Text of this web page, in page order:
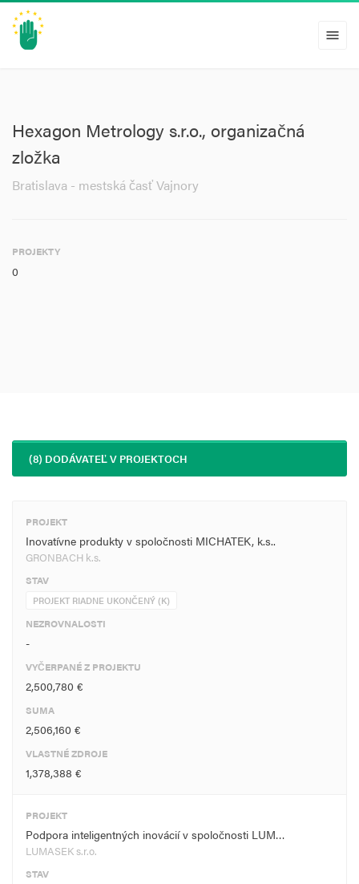
menu
Hexagon Metrology s.r.o., organizačná
zložka
Bratislava - mestská časť Vajnory
PROJEKTY
0
(8) DODÁVATEĽ V PROJEKTOCH
PROJEKT
Inovatívne produkty v spoločnosti MICHATEK, k.s..
GRONBACH k.s.
STAV
PROJEKT RIADNE UKONČENÝ (K)
NEZROVNALOSTI
-
VYČERPANÉ Z PROJEKTU
2,500,780 €
SUMA
2,506,160 €
VLASTNÉ ZDROJE
1,378,388 €
PROJEKT
Podpora inteligentných inovácií v spoločnosti LUM…
LUMASEK s.r.o.
STAV